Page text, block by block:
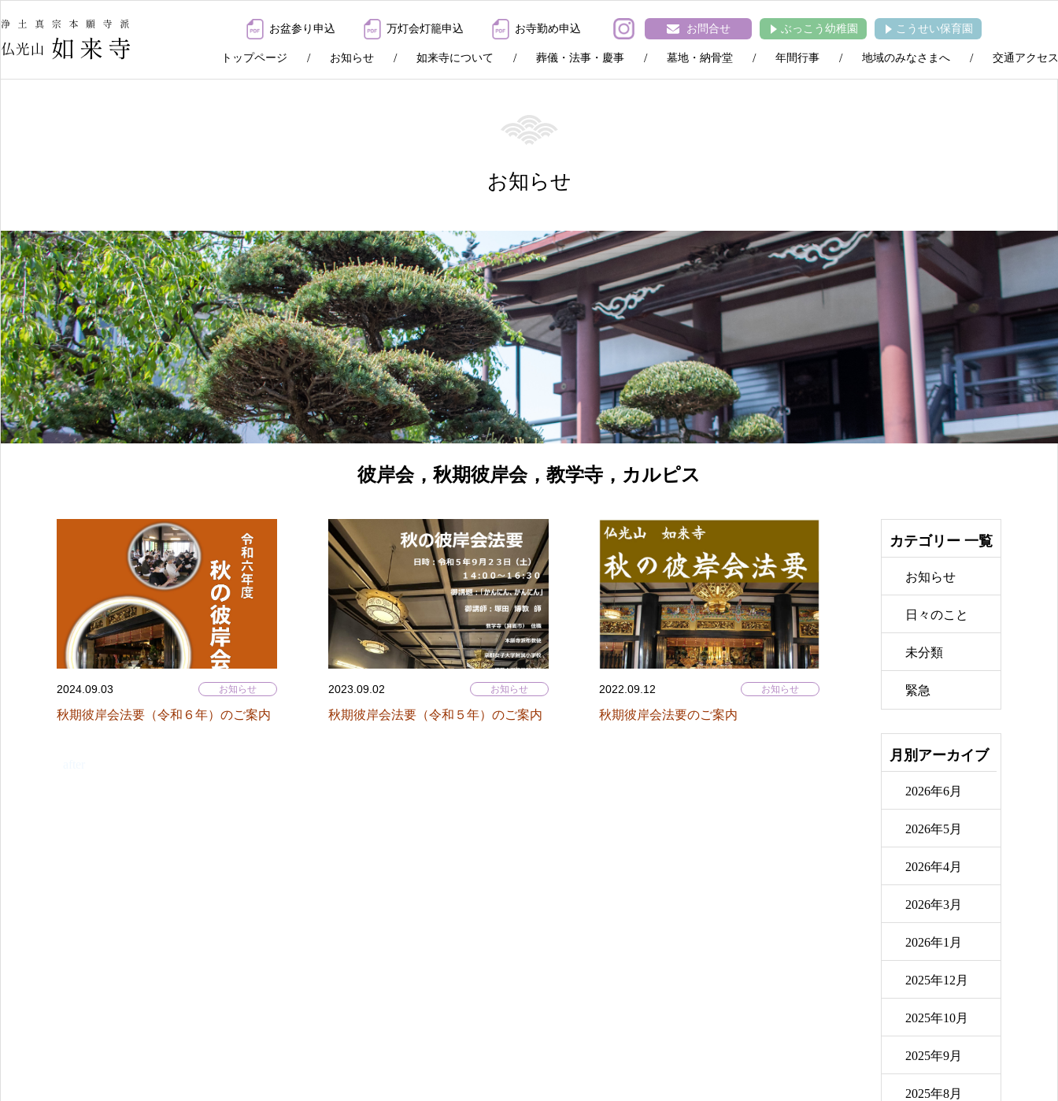
お盆参り申込 万灯会灯籠申込 お寺勤め申込 お問合せ ぶっこう幼稚園 こうせい保育園
トップページ お知らせ 如来寺について 葬儀・法事・慶事 墓地・納骨堂 年間行事 地域のみなさまへ 交通アクセス
お知らせ
彼岸会，秋期彼岸会，教学寺，カルピス
2024.09.03 お知らせ
秋期彼岸会法要（令和６年）のご案内
2023.09.02 お知らせ
秋期彼岸会法要（令和５年）のご案内
2022.09.12 お知らせ
秋期彼岸会法要のご案内
カテゴリー 一覧
お知らせ
日々のこと
未分類
緊急
月別アーカイブ
2026年6月
2026年5月
2026年4月
2026年3月
2026年1月
2025年12月
2025年10月
2025年9月
2025年8月